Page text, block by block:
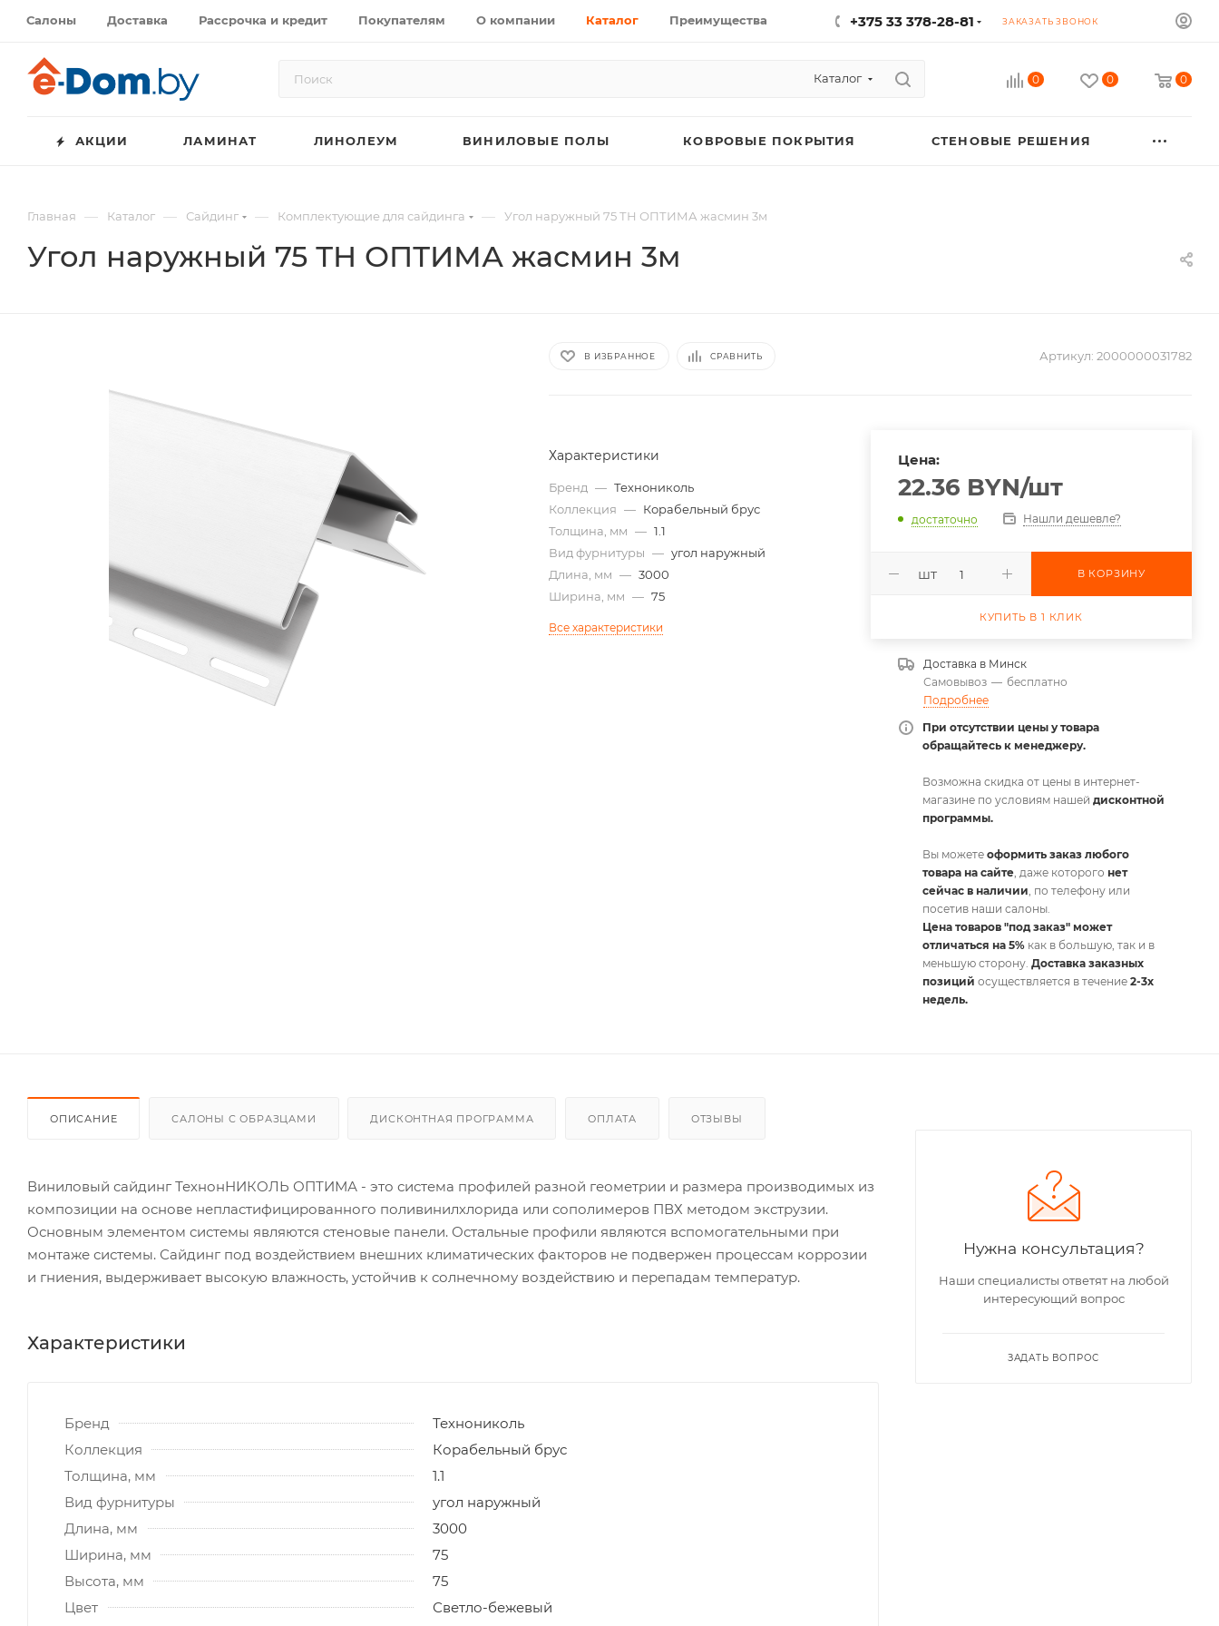
Салоны Доставка Рассрочка и кредит Покупателям О компании Каталог Преимущества +375 33 378-28-81 ЗАКАЗАТЬ ЗВОНОК
Каталог 0 0 0
АКЦИИ ЛАМИНАТ ЛИНОЛЕУМ ВИНИЛОВЫЕ ПОЛЫ КОВРОВЫЕ ПОКРЫТИЯ СТЕНОВЫЕ РЕШЕНИЯ
Главная — Каталог — Сайдинг — Комплектующие для сайдинга — Угол наружный 75 ТН ОПТИМА жасмин 3м
Угол наружный 75 ТН ОПТИМА жасмин 3м
В ИЗБРАННОЕ СРАВНИТЬ Артикул: 2000000031782
Характеристики
Бренд — Технониколь
Коллекция — Корабельный брус
Толщина, мм — 1.1
Вид фурнитуры — угол наружный
Длина, мм — 3000
Ширина, мм — 75
Все характеристики
Цена:
22.36 BYN/шт
достаточно Нашли дешевле?
шт В КОРЗИНУ
КУПИТЬ В 1 КЛИК
Доставка в Минск
Самовывоз — бесплатно
Подробнее
При отсутствии цены у товара
обращайтесь к менеджеру.
Возможна скидка от цены в интернет-
магазине по условиям нашей дисконтной
программы.
Вы можете оформить заказ любого
товара на сайте, даже которого нет
сейчас в наличии, по телефону или
посетив наши салоны.
Цена товаров "под заказ" может
отличаться на 5%как в большую, так и в
меньшую сторону. Доставка заказных
позиций осуществляется в течение 2-3х
недель.
ОПИСАНИЕ САЛОНЫ С ОБРАЗЦАМИ ДИСКОНТНАЯ ПРОГРАММА ОПЛАТА ОТЗЫВЫ
Виниловый сайдинг ТехнонНИКОЛЬ ОПТИМА - это система профилей разной геометрии и размера производимых из
композиции на основе непластифицированного поливинилхлорида или сополимеров ПВХ методом экструзии.
Основным элементом системы являются стеновые панели. Остальные профили являются вспомогательными при
монтаже системы. Сайдинг под воздействием внешних климатических факторов не подвержен процессам коррозии
и гниения, выдерживает высокую влажность, устойчив к солнечному воздействию и перепадам температур.
Характеристики
Бренд
Технониколь
Коллекция
Корабельный брус
Толщина, мм
1.1
Вид фурнитуры
угол наружный
Длина, мм
3000
Ширина, мм
75
Высота, мм
75
Цвет
Светло-бежевый
Нужна консультация?
Наши специалисты ответят на любой
интересующий вопрос
ЗАДАТЬ ВОПРОС